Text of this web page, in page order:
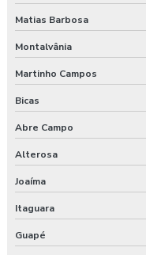
Matias Barbosa
Montalvânia
Martinho Campos
Bicas
Abre Campo
Alterosa
Joaíma
Itaguara
Guapé